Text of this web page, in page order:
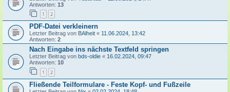
Antworten: 13
1 2
PDF-Datei verkleinern
Letzter Beitrag von BAlheit « 11.06.2024, 13:42
Antworten: 2
Nach Eingabe ins nächste Textfeld springen
Letzter Beitrag von bds-oldie « 16.02.2024, 09:47
Antworten: 10
1 2
Fließende Teilformulare - Feste Kopf- und Fußzeile